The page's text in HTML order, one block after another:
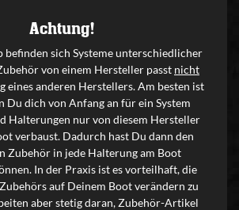
Achtung!
befinden sich Systeme unterschiedlicher
von einem Hersteller passt nicht
eines anderen Herstellers. Am besten ist
Du dich von Anfang an für ein System
Halterungen nur von diesem Hersteller
verbaust. Dadurch hast Du dann den
Zubehör in jede Halterung am Boot
In der Praxis ist es vorteilhaft, die
auf Deinem Boot verändern zu
aber stetig daran, Zubehör-Artikel